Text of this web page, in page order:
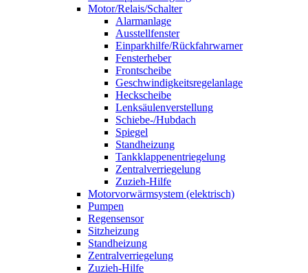
Motor/Relais/Schalter
Alarmanlage
Ausstellfenster
Einparkhilfe/Rückfahrwarner
Fensterheber
Frontscheibe
Geschwindigkeitsregelanlage
Heckscheibe
Lenksäulenverstellung
Schiebe-/Hubdach
Spiegel
Standheizung
Tankklappenentriegelung
Zentralverriegelung
Zuzieh-Hilfe
Motorvorwärmsystem (elektrisch)
Pumpen
Regensensor
Sitzheizung
Standheizung
Zentralverriegelung
Zuzieh-Hilfe